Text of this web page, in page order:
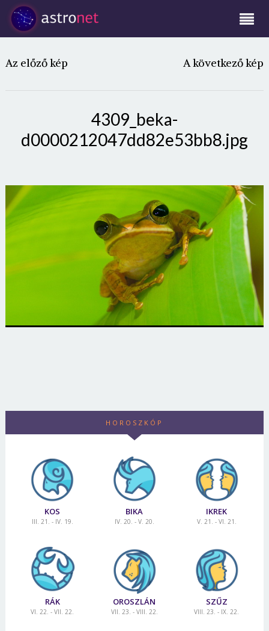
Az előző kép A következő kép
4309_beka-
d0000212047dd82e53bb8.jpg
HOROSZKÓP
KOS
III. 21. - IV. 19.
BIKA
IV. 20. - V. 20.
IKREK
V. 21. - VI. 21.
RÁK
VI. 22. - VII. 22.
OROSZLÁN
VII. 23. - VIII. 22.
SZŰZ
VIII. 23. - IX. 22.